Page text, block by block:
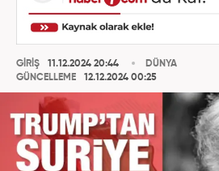
GİRİŞ
11.12.2024 20:44
GÜNCELLEME
12.12.2024 00:25
DÜNYA